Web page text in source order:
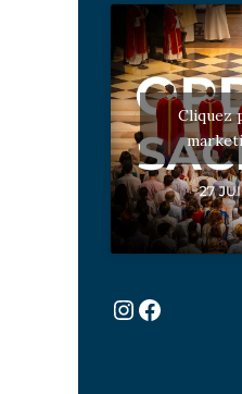
Cliquez
Instagram
Facebook